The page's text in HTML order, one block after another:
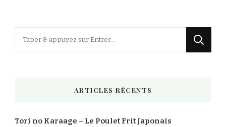
ARTICLES RÉCENTS
Tori no Karaage – Le Poulet Frit Japonais